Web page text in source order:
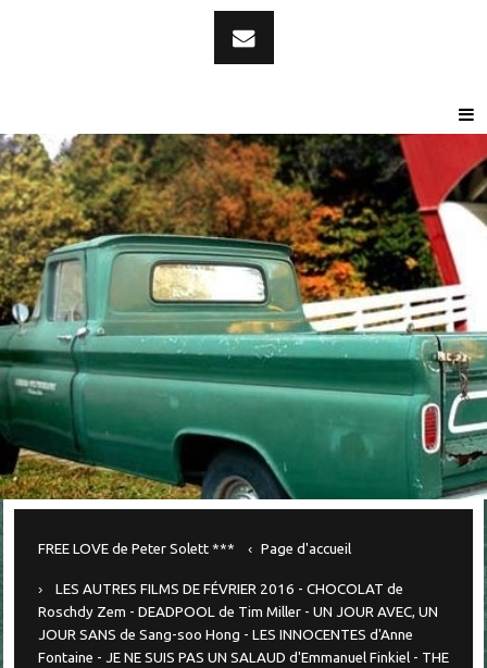
FREE LOVE de Peter Solett *** Page d'accueil
LES AUTRES FILMS DE FÉVRIER 2016 - CHOCOLAT de
Roschdy Zem - DEADPOOL de Tim Miller - UN JOUR AVEC, UN
JOUR SANS de Sang-soo Hong - LES INNOCENTES d'Anne
Fontaine - JE NE SUIS PAS UN SALAUD d'Emmanuel Finkiel - THE